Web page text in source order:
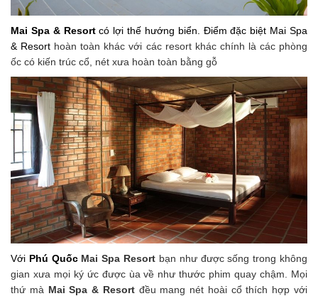
Mai Spa & Resortcó lợi thế hướng biển. Điểm đặc biệt Mai Spa
& Resort hoàn toàn khác với các resort khác chính là các phòng
ốc có kiến trúc cổ, nét xưa hoàn toàn bằng gỗ
Với Phú QuốcMai Spa Resort bạn như được sống trong không
gian xưa mọi ký ức được ùa về như thước phim quay chậm. Mọi
thứ mà Mai Spa & Resortđều mang nét hoài cổ thích hợp với